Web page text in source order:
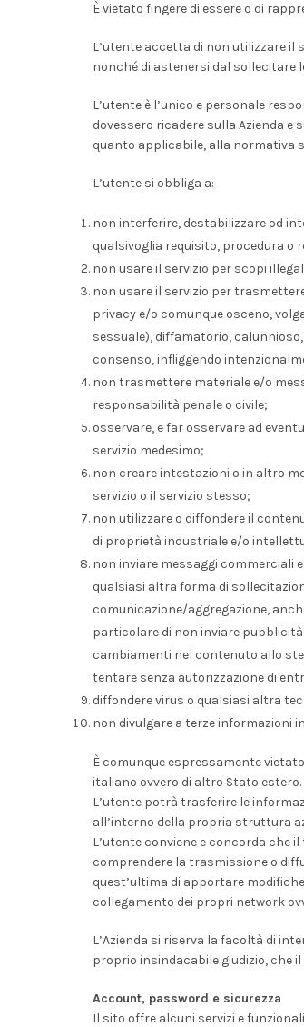
È vietato fingere di essere o di
L’utente accetta di non utilizzare il
nonché di astenersi dal sollecitare
L’utente è l’unico e personale
dovessero ricadere sulla Azienda
quanto applicabile, alla normativa
L’utente si obbliga a:
non interferire, destabilizzare od
qualsivoglia requisito, procedura o
non usare il servizio per scopi
non usare il servizio per
privacy e/o comunque osceno,
sessuale), diffamatorio,
consenso, infliggendo
non trasmettere materiale e/o
responsabilità penale o civile;
osservare, e far osservare ad
servizio medesimo;
non creare intestazioni o in altro
servizio o il servizio stesso;
non utilizzare o diffondere il
di proprietà industriale e/o
non inviare messaggi commerciali
qualsiasi altra forma di
comunicazione/aggregazione,
particolare di non inviare
cambiamenti nel contenuto allo
tentare senza autorizzazione di
diffondere virus o qualsiasi altra
non divulgare a terze informazioni
È comunque espressamente
italiano ovvero di altro Stato estero.
L’utente potrà trasferire le
all’interno della propria struttura
L’utente conviene e concorda che
comprendere la trasmissione o
quest’ultima di apportare
collegamento dei propri network
L’Azienda si riserva la facoltà di
proprio insindacabile giudizio, che
Account, password e sicurezza
Il sito offre alcuni servizi e